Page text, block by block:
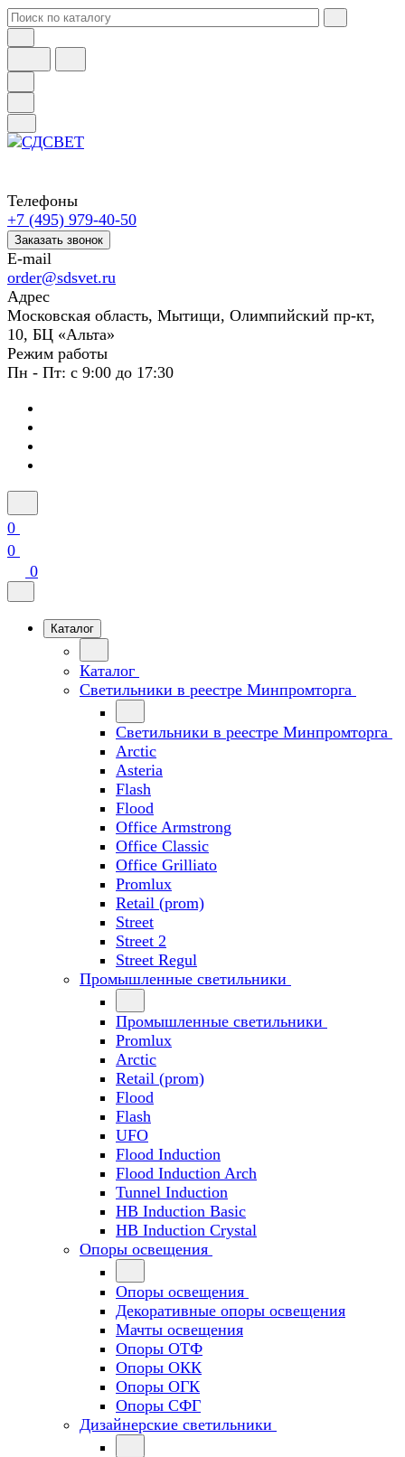
Телефоны
+7 (495) 979-40-50
Заказать звонок
E-mail
order@sdsvet.ru
Адрес
Московская область, Мытищи, Олимпийский пр-кт,
10, БЦ «Альта»
Режим работы
Пн - Пт: с 9:00 до 17:30
0
0
0
Каталог
Каталог
Светильники в реестре Минпромторга
Светильники в реестре Минпромторга
Arctic
Asteria
Flash
Flood
Office Armstrong
Office Classic
Office Grilliato
Promlux
Retail (prom)
Street
Street 2
Street Regul
Промышленные светильники
Промышленные светильники
Promlux
Arctic
Retail (prom)
Flood
Flash
UFO
Flood Induction
Flood Induction Arch
Tunnel Induction
HB Induction Basic
HB Induction Crystal
Опоры освещения
Опоры освещения
Декоративные опоры освещения
Мачты освещения
Опоры ОТФ
Опоры ОКК
Опоры ОГК
Опоры СФГ
Дизайнерские светильники